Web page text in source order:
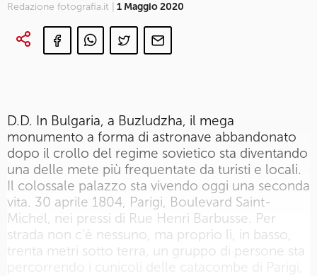
Redazione fotografia.it | 1 Maggio 2020
D.D. In Bulgaria, a Buzludzha, il mega
monumento a forma di astronave abbandonato
dopo il crollo del regime sovietico sta diventando
una delle mete più frequentate da turisti e locali.
Il colossale palazzo sta vivendo oggi una seconda
vita. 30 aprile 1804, Parigi, Boulevard Saint-
Michel, nei pressi di Rue Henri Barbusse. Per
strada non c'è nessuno, ma proprio lì, in basso,
trenta metri sotto terra, un gruppo di persone sta
percorrendo i cunicoli delle catacombe di Parigi,